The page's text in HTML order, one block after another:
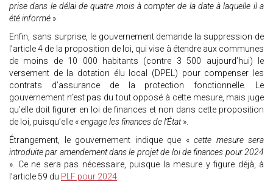
prise dans le délai de quatre mois à compter de la date à laquelle il a
été informé ».
Enfin, sans surprise, le gouvernement demande la suppression de
l’article 4 de la proposition de loi, qui vise à étendre aux communes
de moins de 10 000 habitants (contre 3 500 aujourd’hui) le
versement de la dotation élu local (DPEL) pour compenser les
contrats d’assurance de la protection fonctionnelle. Le
gouvernement n’est pas du tout opposé à cette mesure, mais juge
qu’elle doit figurer en loi de finances et non dans cette proposition
de loi, puisqu’elle «engage les finances de l’État».
Étrangement, le gouvernement indique que «cette mesure sera
introduite par amendement dans le projet de loi de finances pour 2024
». Ce ne sera pas nécessaire, puisque la mesure y figure déjà, à
l’article 59 du PLF pour 2024.